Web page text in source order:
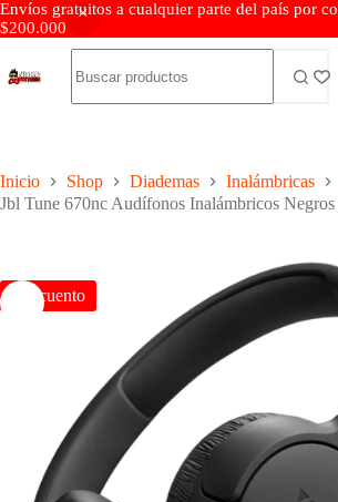
Envíos gratuitos a cualquier parte del país por
$200.000
Inicio Shop Diademas
Inalámbricas
Jbl Tune 670nc Audífonos Inalámbricos
Descuento